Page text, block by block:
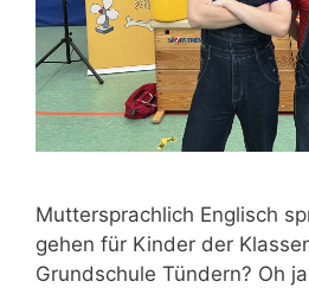
Muttersprachlich Englisch
gehen für Kinder der
Grundschule Tündern? Oh